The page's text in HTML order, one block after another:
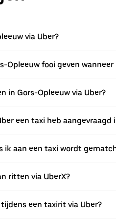
via Uber?
Opleeuw fooi geven wanneer
in Gors-Opleeuw via Uber?
een taxi heb aangevraagd
ik aan een taxi wordt
ritten via UberX?
een taxirit via Uber?